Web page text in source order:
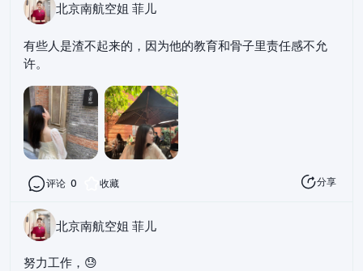
北京南航空姐 菲儿
有些人是渣不起来的，因为他的教育和骨子里责任感不允
许。
评论 0 收藏 分享
北京南航空姐 菲儿
努力工作，😓